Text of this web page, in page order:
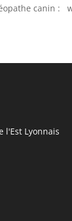
canin :
l'Est Lyonnais